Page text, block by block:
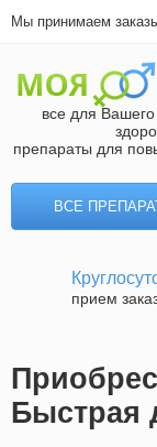
Мы принимаем
все для Вашего
препараты для
ВСЕ
прием
Быстрая